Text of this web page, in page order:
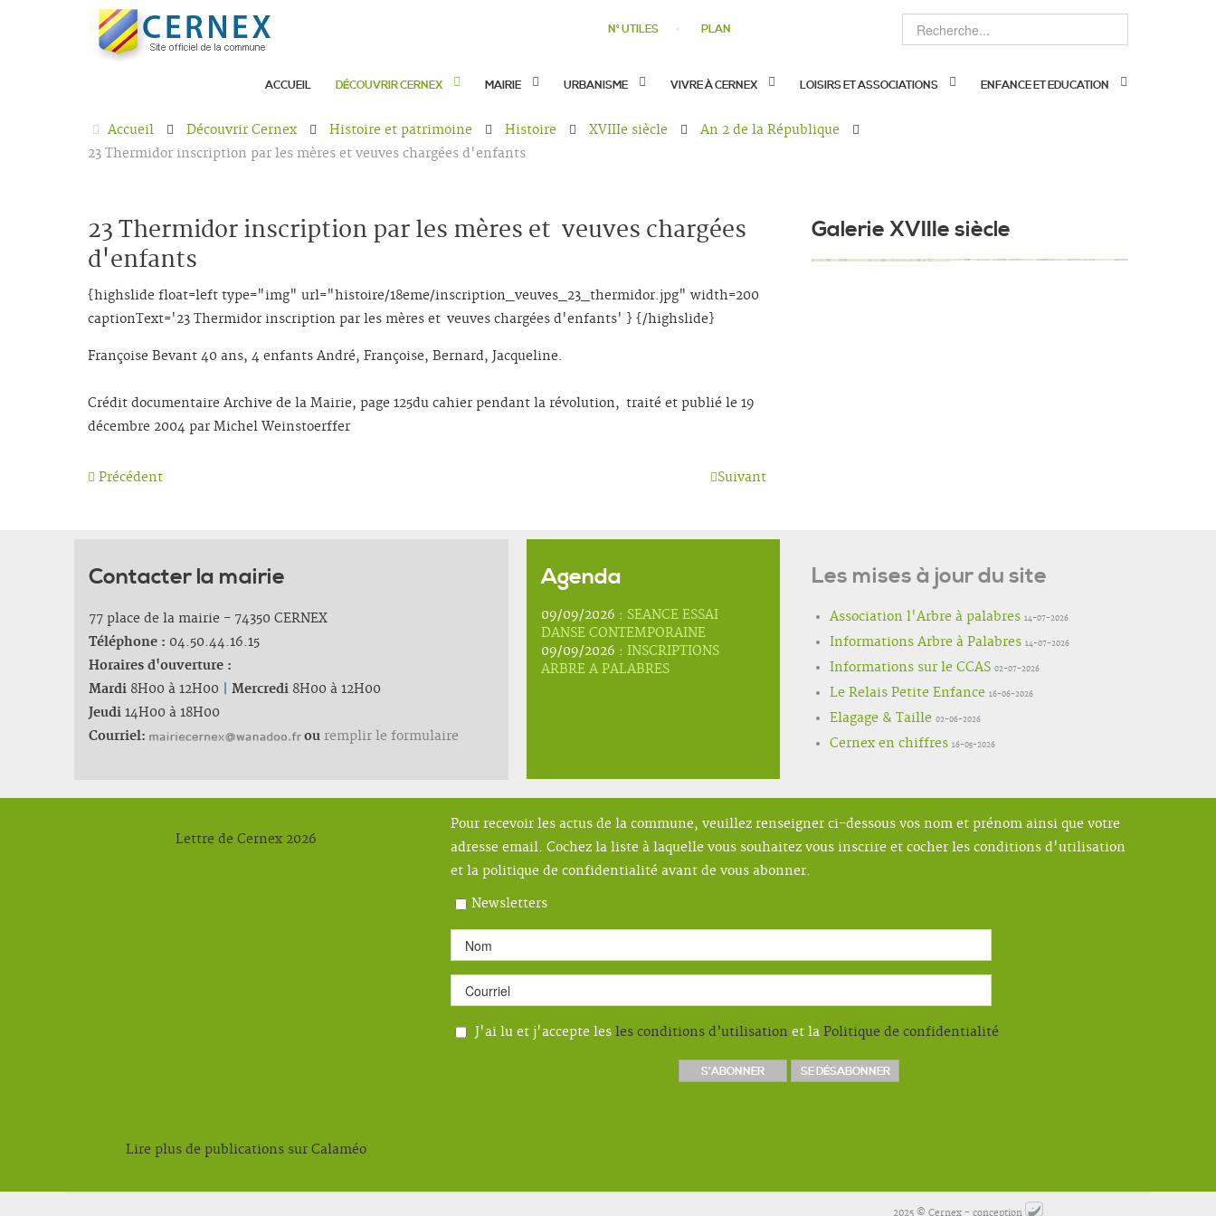
N° UTILES PLAN
ACCUEIL DÉCOUVRIR CERNEX MAIRIE URBANISME VIVRE À CERNEX LOISIRS ET ASSOCIATIONS ENFANCE ET EDUCATION
Accueil Découvrir Cernex Histoire et patrimoine Histoire XVIIIe siècle
An 2 de la République
23 Thermidor inscription par les mères et veuves chargées d'enfants
23 Thermidor inscription par les mères et veuves chargées
d'enfants
{highslide float=left type="img" url="histoire/18eme/inscription_veuves_23_thermidor.jpg" width=200
captionText='23 Thermidor inscription par les mères et veuves chargées d'enfants' } {/highslide}
Françoise Bevant 40 ans, 4 enfants André, Françoise, Bernard, Jacqueline.
Crédit documentaire Archive de la Mairie, page 125du cahier pendant la révolution, traité et publié le 19
décembre 2004 par Michel Weinstoerffer
Précédent Suivant
Galerie XVIIIe siècle
Contacter la mairie
77 place de la mairie - 74350 CERNEX
Téléphone : 04.50.44.16.15
Horaires d'ouverture :
Mardi 8H00 à 12H00 Mercredi 8H00 à 12H00
Jeudi 14H00 à 18H00
Courriel:
ou remplir le formulaire
Agenda
09/09/2026 : SEANCE ESSAI
DANSE CONTEMPORAINE
09/09/2026 : INSCRIPTIONS
ARBRE A PALABRES
Les mises à jour du site
Association l'Arbre à palabres 14-07-2026
Informations Arbre à Palabres 14-07-2026
Informations sur le CCAS 02-07-2026
Le Relais Petite Enfance 16-06-2026
Elagage & Taille 02-06-2026
Cernex en chiffres 16-05-2026
Lettre de Cernex 2026
Lire plus de publications sur Calaméo
Pour recevoir les actus de la commune, veuillez renseigner ci-dessous vos nom et prénom ainsi que votre
adresse email. Cochez la liste à laquelle vous souhaitez vous inscrire et cocher les conditions d'utilisation
et la politique de confidentialité avant de vous abonner.
Newsletters
J'ai lu et j'accepte les les conditions d’utilisation et la Politique de confidentialité
2025 © Cernex - conception